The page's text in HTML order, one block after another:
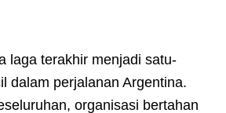
laga terakhir menjadi satu-
dalam perjalanan Argentina.
organisasi bertahan